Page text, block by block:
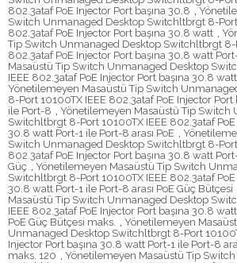
802.3ataf PoE Injector Port başına 30.8 ,
Switch Unmanaged Desktop Switchltbrgt 8-Port
802.3ataf PoE Injector Port başına 30.8 watt ,
Tip Switch Unmanaged Desktop Switchltbrgt 8-
802.3ataf PoE Injector Port başına 30.8 watt
Masaüstü Tip Switch Unmanaged Desktop
IEEE 802.3ataf PoE Injector Port başına 30.8
Yönetilemeyen Masaüstü Tip Switch
8-Port 10100TX IEEE 802.3ataf PoE Injector Port
ile Port-8 , Yönetilemeyen Masaüstü Tip Switch
Switchltbrgt 8-Port 10100TX IEEE 802.3ataf PoE
30.8 watt Port-1 ile Port-8 arası PoE ,
Switch Unmanaged Desktop Switchltbrgt 8-Port
802.3ataf PoE Injector Port başına 30.8 watt
Güç , Yönetilemeyen Masaüstü Tip Switch
Switchltbrgt 8-Port 10100TX IEEE 802.3ataf PoE
30.8 watt Port-1 ile Port-8 arası PoE Güç Bütçesi
Masaüstü Tip Switch Unmanaged Desktop
IEEE 802.3ataf PoE Injector Port başına 30.8
PoE Güç Bütçesi maks. , Yönetilemeyen
Unmanaged Desktop Switchltbrgt 8-Port
Injector Port başına 30.8 watt Port-1 ile Port-8
maks. 120 , Yönetilemeyen Masaüstü Tip